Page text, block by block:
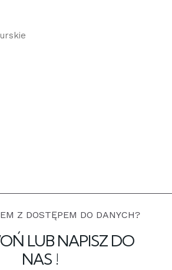
Z DOSTĘPEM DO DANYCH?
LUB NAPISZ DO
NAS !